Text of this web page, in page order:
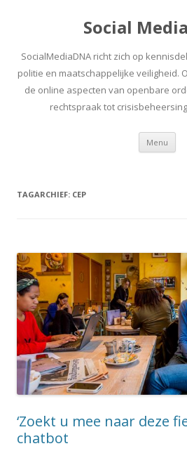
Social
SocialMediaDNA richt zich op
politie en maatschappelijke veiligheid.
de online aspecten van openbare
rechtspraak tot
Menu
TAGARCHIEF: CEP
‘Zoekt u mee naar deze
chatbot